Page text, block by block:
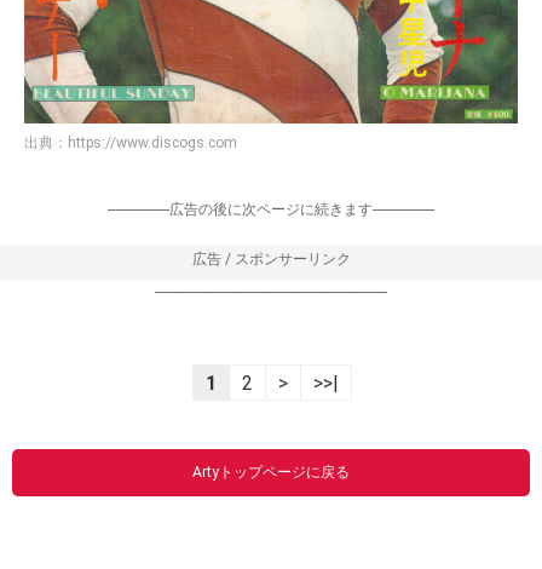
出典： https://www.discogs.com
-----------------広告の後に次ページに続きます-----------------
広告 / スポンサーリンク
----------------------------------------------------------------
1 2 > >>|
Artyトップページに戻る